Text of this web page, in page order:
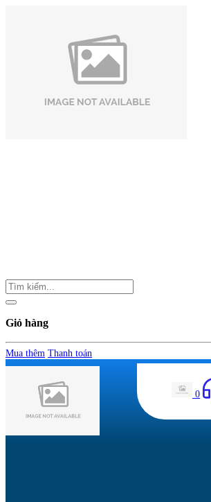
Giỏ hàng
Mua thêm Thanh toán
0